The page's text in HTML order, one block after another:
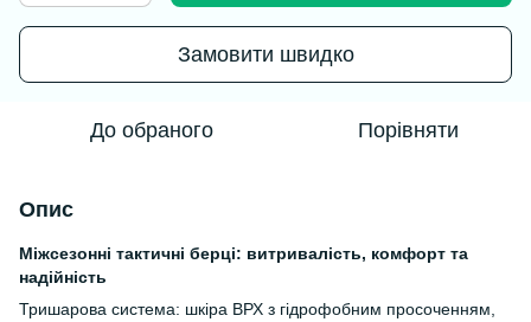
Замовити швидко
До обраного Порівняти
Опис
Міжсезонні тактичні берці: витривалість, комфорт та
надійність
Тришарова система: шкіра ВРХ з гідрофобним просоченням,